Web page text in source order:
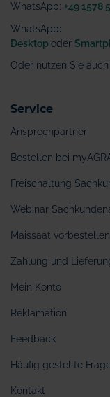
WhatsApp: +49 1578
WhatsApp:
Desktop oder
Oder nutzen Sie
Service
Ansprechpartner
Bestellen bei
Freischaltung
Webinar
Maissaat vorbestellen
Zahlung und
Mein Konto
Reklamation
Feedback
Häufig gestellte
Kontakt